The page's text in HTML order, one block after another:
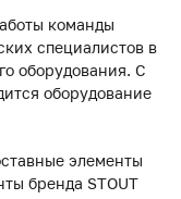
команды
специалистов в
оборудования. С
оборудование
элементы
бренда STOUT